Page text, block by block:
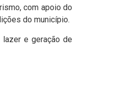
com apoio do
do município.
e geração de